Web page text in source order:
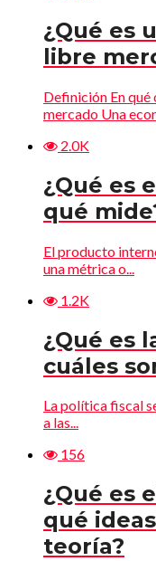
¿Qué es
libre
Definición En qué
mercado Una
2.0K
¿Qué es
qué
El producto
una métrica o...
1.2K
¿Qué es
cuáles
La política fiscal
a las...
156
¿Qué es
qué
teoría?